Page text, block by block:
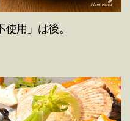
用」は後。